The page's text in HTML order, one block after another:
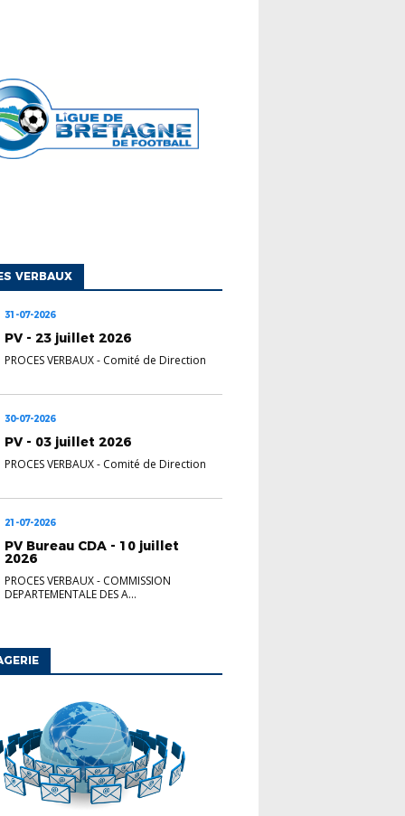
VERBAUX
31-07-2026
PV - 23 juillet 2026
PROCES VERBAUX- Comité de Direction
30-07-2026
PV - 03 juillet 2026
PROCES VERBAUX- Comité de Direction
21-07-2026
PV Bureau CDA - 10 juillet
2026
PROCES VERBAUX- COMMISSION
DEPARTEMENTALE DES A...